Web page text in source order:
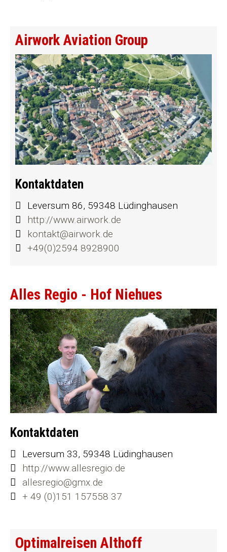
Airwork Aviation Group
Kontaktdaten
Leversum 86, 59348 Lüdinghausen
http://www.airwork.de
kontakt@airwork.de
+49(0)2594 8928900
Alles Regio - Hof Niehues
Kontaktdaten
Leversum 33, 59348 Lüdinghausen
http://www.allesregio.de
allesregio@gmx.de
+ 49 (0)151 157558 37
Optimalreisen Althoff